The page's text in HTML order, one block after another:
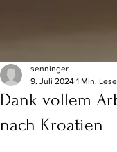
Dank vollem
nach Kroatien
senninger
9. Juli 2024 1 Min.